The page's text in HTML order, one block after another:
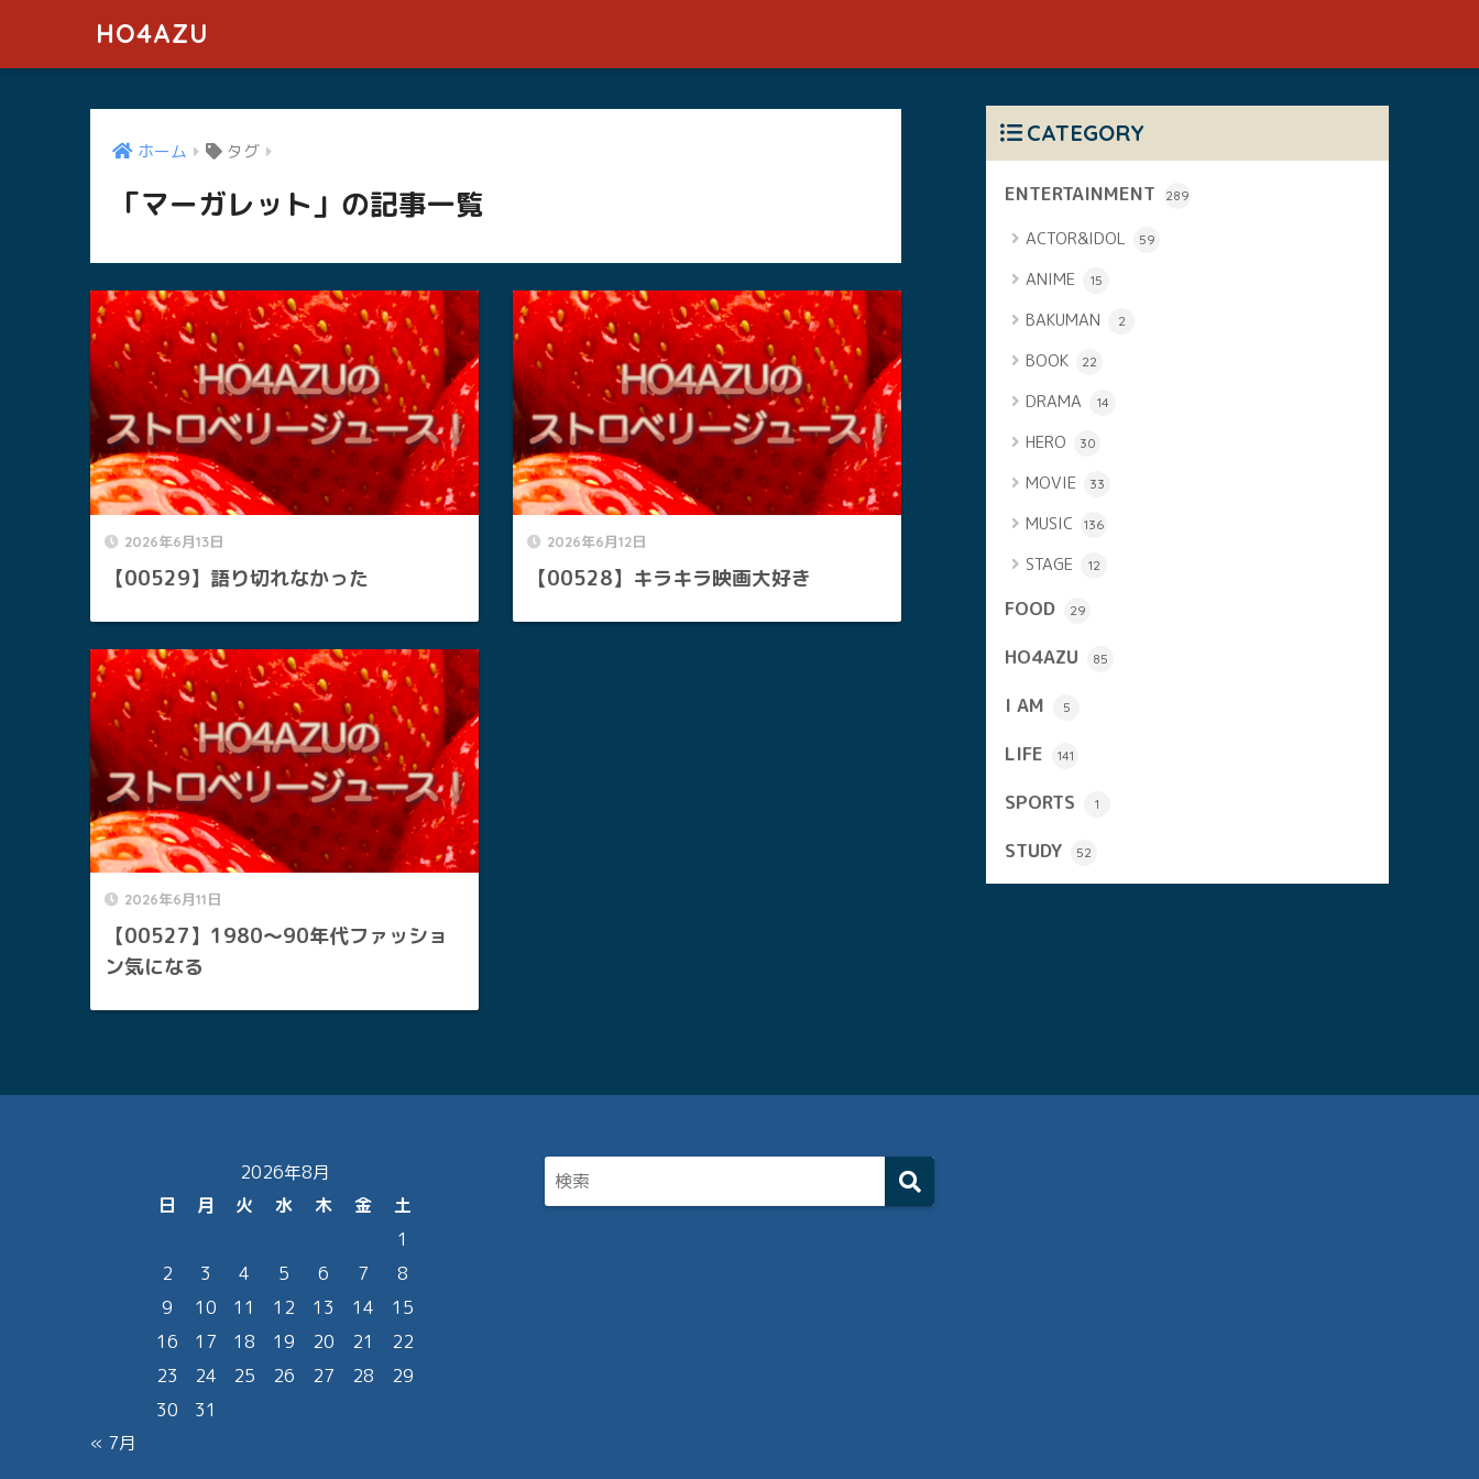
HO4AZU
ホーム タグ
「マーガレット」の記事一覧
2026年6月13日
【00529】語り切れなかった
2026年6月12日
【00528】キラキラ映画大好き
2026年6月11日
【00527】1980～90年代ファッショ
ン気になる
CATEGORY
ENTERTAINMENT 289
ACTOR&IDOL 59
ANIME 15
BAKUMAN 2
BOOK 22
DRAMA 14
HERO 30
MOVIE 33
MUSIC 136
STAGE 12
FOOD 29
HO4AZU 85
I AM 5
LIFE 141
SPORTS 1
STUDY 52
2026年8月
日
月 火 水 木 金
土
1
2
3 4 5 6 7
8
9
10 11 12 13 14
15
16
17 18 19 20 21
22
23
24 25 26 27 28
29
30
31
« 7月